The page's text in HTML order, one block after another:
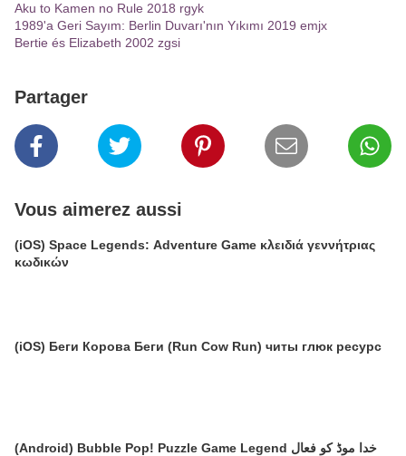
Aku to Kamen no Rule 2018 rgyk
1989'a Geri Sayım: Berlin Duvarı'nın Yıkımı 2019 emjx
Bertie és Elizabeth 2002 zgsi
Partager
Vous aimerez aussi
(iOS) Space Legends: Adventure Game κλειδιά γεννήτριας
κωδικών
(iOS) Беги Корова Беги (Run Cow Run) читы глюк ресурс
(Android) Bubble Pop! Puzzle Game Legend خدا موڈ کو فعال